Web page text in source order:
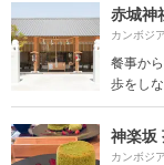
赤城神
カンボジ
餐事か
歩をし
神楽坂
カンボジ